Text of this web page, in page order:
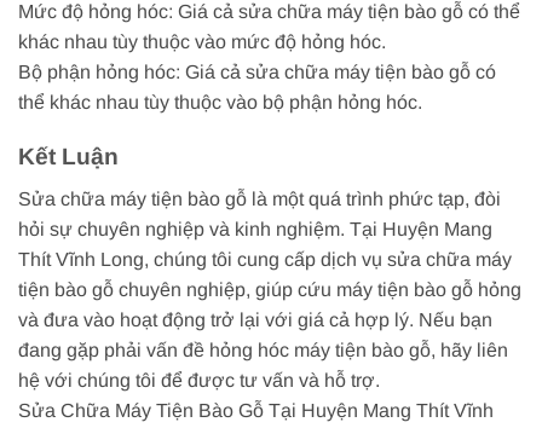
Mức độ hỏng hóc: Giá cả sửa chữa máy tiện bào gỗ có thể
khác nhau tùy thuộc vào mức độ hỏng hóc.
Bộ phận hỏng hóc: Giá cả sửa chữa máy tiện bào gỗ có
thể khác nhau tùy thuộc vào bộ phận hỏng hóc.
Kết Luận
Sửa chữa máy tiện bào gỗ là một quá trình phức tạp, đòi
hỏi sự chuyên nghiệp và kinh nghiệm. Tại Huyện Mang
Thít Vĩnh Long, chúng tôi cung cấp dịch vụ sửa chữa máy
tiện bào gỗ chuyên nghiệp, giúp cứu máy tiện bào gỗ hỏng
và đưa vào hoạt động trở lại với giá cả hợp lý. Nếu bạn
đang gặp phải vấn đề hỏng hóc máy tiện bào gỗ, hãy liên
hệ với chúng tôi để được tư vấn và hỗ trợ.
Sửa Chữa Máy Tiện Bào Gỗ Tại Huyện Mang Thít Vĩnh